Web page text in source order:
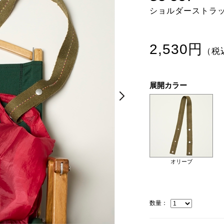
ショルダーストラ
2,530円 （税
展開カラー
オリーブ
数量：